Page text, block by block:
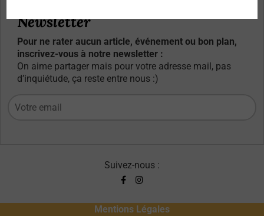
Newsletter
Pour ne rater aucun article, événement ou bon plan,
inscrivez-vous à notre newsletter :
On aime partager mais pour votre adresse mail, pas
d’inquiétude, ça reste entre nous :)
Suivez-nous :
Mentions Légales